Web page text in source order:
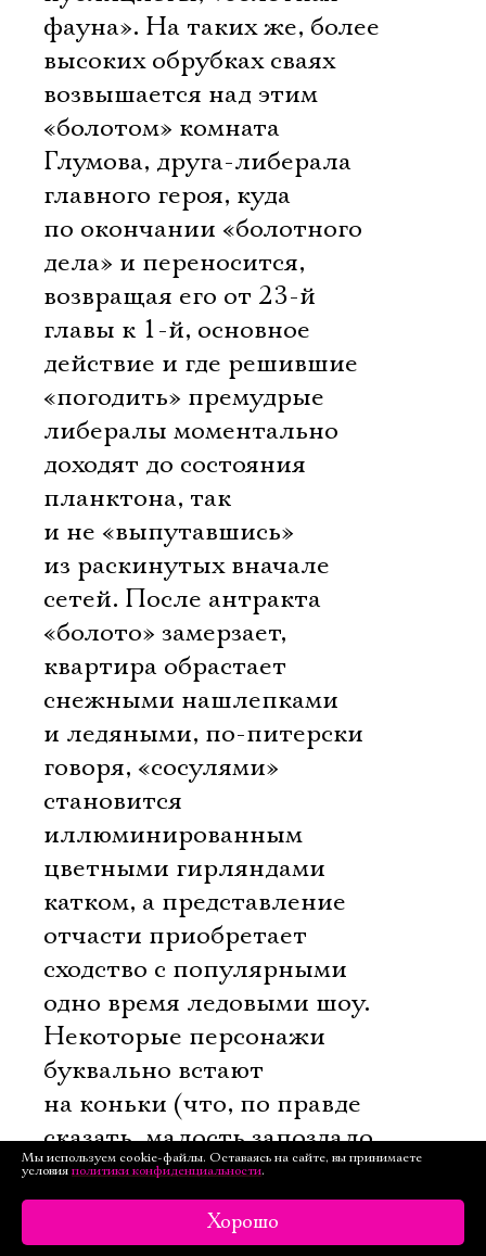
фауна». На таких же, более
высоких обрубках сваях
возвышается над этим
«болотом» комната
Глумова, друга-либерала
главного героя, куда
по окончании «болотного
дела» и переносится,
возвращая его от 23-й
главы к 1-й, основное
действие и где решившие
«погодить» премудрые
либералы моментально
доходят до состояния
планктона, так
и не «выпутавшись»
из раскинутых вначале
сетей. После антракта
«болото» замерзает,
квартира обрастает
снежными нашлепками
и ледяными, по-питерски
говоря, «сосулями» 
становится
иллюминированным
цветными гирляндами
катком, а представление
отчасти приобретает
сходство с популярными
одно время ледовыми шоу.
Некоторые персонажи
буквально встают
на коньки (что, по правде
сказать, малость запоздало 
лет пять назад на каждой
второй московской сцене
так катались, сейчас мода
Мы используем cookie-файлы. Оставаясь на сайте, вы принимаете
условия политики конфиденциальности.
Хорошо